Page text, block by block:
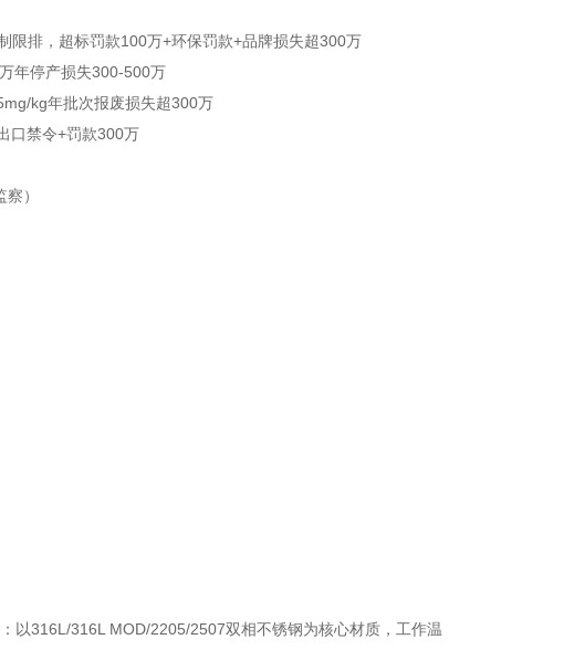
限排，超标罚款100万+环保罚款+品牌损失超300万
年停产损失300-500万
kg年批次报废损失超300万
口禁令+罚款300万
）
以316L/316L MOD/2205/2507双相不锈钢为核心材质，工作温